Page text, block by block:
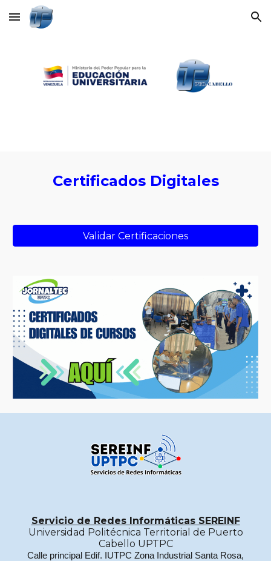
Skip to main content Skip to navigation
Certificados Digitales
Validar Certificaciones
Servicio de Redes Informáticas SEREINF
Universidad Politécnica Territorial de Puerto
Cabello UPTPC
Calle principal Edif. IUTPC Zona Industrial Santa Rosa,